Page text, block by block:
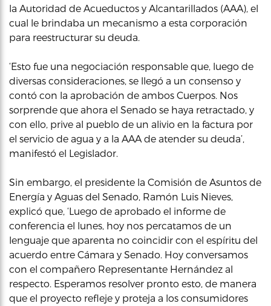
la Autoridad de Acueductos y Alcantarillados (AAA), el
cual le brindaba un mecanismo a esta corporación
para reestructurar su deuda.
‘Esto fue una negociación responsable que, luego de
diversas consideraciones, se llegó a un consenso y
contó con la aprobación de ambos Cuerpos. Nos
sorprende que ahora el Senado se haya retractado, y
con ello, prive al pueblo de un alivio en la factura por
el servicio de agua y a la AAA de atender su deuda’,
manifestó el Legislador.
Sin embargo, el presidente la Comisión de Asuntos de
Energía y Aguas del Senado, Ramón Luis Nieves,
explicó que, ‘Luego de aprobado el informe de
conferencia el lunes, hoy nos percatamos de un
lenguaje que aparenta no coincidir con el espíritu del
acuerdo entre Cámara y Senado. Hoy conversamos
con el compañero Representante Hernández al
respecto. Esperamos resolver pronto esto, de manera
que el proyecto refleje y proteja a los consumidores